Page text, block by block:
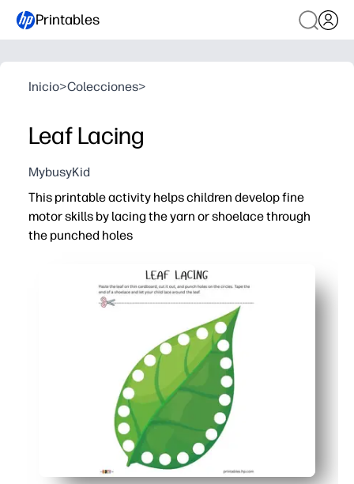
Printables
Inicio>Colecciones>
Leaf Lacing
MybusyKid
This printable activity helps children develop fine
motor skills by lacing the yarn or shoelace through
the punched holes